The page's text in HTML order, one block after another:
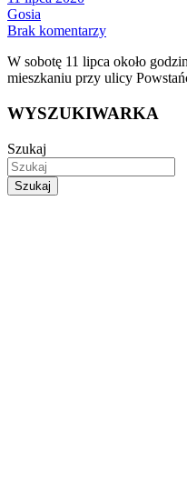
Gosia
Brak komentarzy
W sobotę 11 lipca około
mieszkaniu przy ulicy
WYSZUKIWARKA
Szukaj
Szukaj